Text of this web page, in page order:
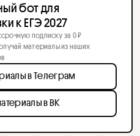
бот для
к ЕГЭ 2027
подписку за 0 ₽
материалы из наших
в Телеграм
в ВК